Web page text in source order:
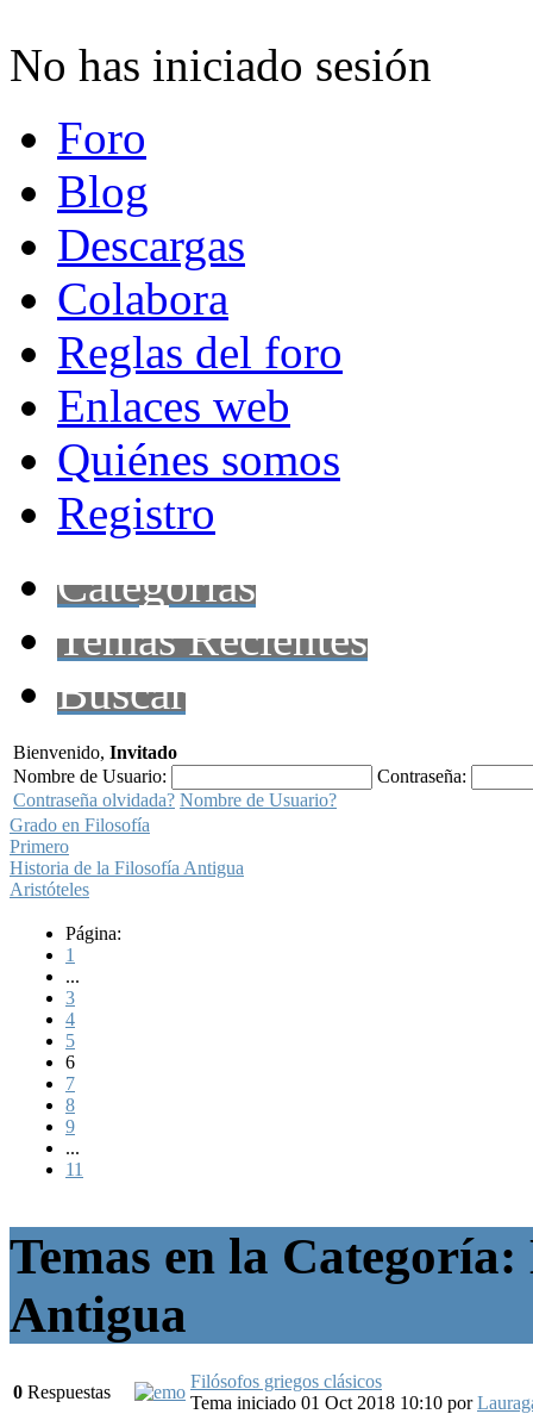
No has iniciado sesión
Foro
Blog
Descargas
Colabora
Reglas del foro
Enlaces web
Quiénes somos
Registro
Categorías
Temas Recientes
Buscar
Bienvenido, Invitado
Nombre de Usuario:
Contraseña:
Contraseña olvidada? Nombre de Usuario?
Grado en Filosofía
Primero
Historia de la Filosofía Antigua
Aristóteles
Página:
1
...
3
4
5
6
7
8
9
...
11
Temas en la
Antigua
0 Respuestas
Filósofos griegos clásicos
Tema iniciado 01 Oct 2018 10:10 por